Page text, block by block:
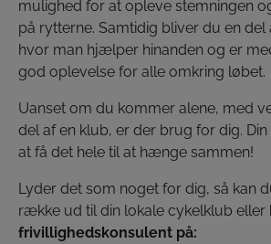
mulighed for at opleve stemningen
på rytterne. Samtidig bliver du en
hvor man hjælper hinanden og er
god oplevelse for alle omkring løbet.
Uanset om du kommer alene, med
del af en klub, er der brug for dig.
at få det hele til at hænge sammen!
Lyder det som noget for dig, så kan
række ud til din lokale cykelklub eller
frivillighedskonsulent på: